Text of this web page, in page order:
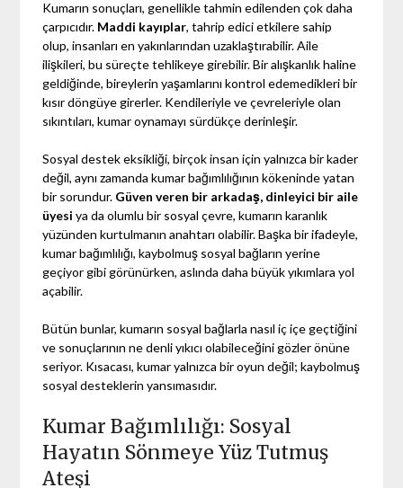
Kumarın sonuçları, genellikle tahmin edilenden çok daha
çarpıcıdır. Maddi kayıplar, tahrip edici etkilere sahip
olup, insanları en yakınlarından uzaklaştırabilir. Aile
ilişkileri, bu süreçte tehlikeye girebilir. Bir alışkanlık haline
geldiğinde, bireylerin yaşamlarını kontrol edemedikleri bir
kısır döngüye girerler. Kendileriyle ve çevreleriyle olan
sıkıntıları, kumar oynamayı sürdükçe derinleşir.
Sosyal destek eksikliği, birçok insan için yalnızca bir kader
değil, aynı zamanda kumar bağımlılığının kökeninde yatan
bir sorundur. Güven veren bir arkadaş, dinleyici bir aile
üyesi ya da olumlu bir sosyal çevre, kumarın karanlık
yüzünden kurtulmanın anahtarı olabilir. Başka bir ifadeyle,
kumar bağımlılığı, kaybolmuş sosyal bağların yerine
geçiyor gibi görünürken, aslında daha büyük yıkımlara yol
açabilir.
Bütün bunlar, kumarın sosyal bağlarla nasıl iç içe geçtiğini
ve sonuçlarının ne denli yıkıcı olabileceğini gözler önüne
seriyor. Kısacası, kumar yalnızca bir oyun değil; kaybolmuş
sosyal desteklerin yansımasıdır.
Kumar Bağımlılığı: Sosyal
Hayatın Sönmeye Yüz Tutmuş
Ateşi